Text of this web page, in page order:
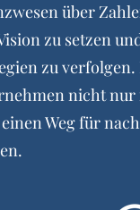
über
zu setzen
zu
nicht
Weg für